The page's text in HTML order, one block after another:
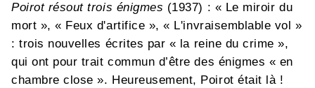
Poirot résout trois énigmes (1937) : « Le miroir du
mort », « Feux d'artifice », « L'invraisemblable vol »
: trois nouvelles écrites par « la reine du crime »,
qui ont pour trait commun d’être des énigmes « en
chambre close ». Heureusement, Poirot était là !